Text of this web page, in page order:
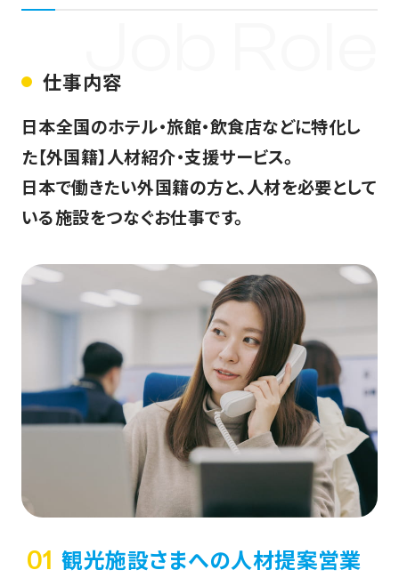
仕事内容
日本全国のホテル・旅館・飲食店などに特化し
た【外国籍】人材紹介・支援サービス。
日本で働きたい外国籍の方と、人材を必要として
いる施設をつなぐお仕事です。
01 観光施設さまへの人材提案営業